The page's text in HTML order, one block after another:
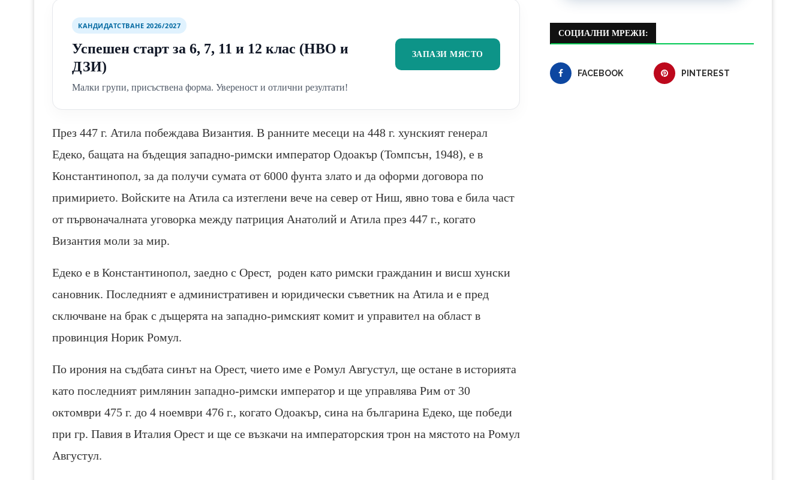
КАНДИДАТСТВАНЕ 2026/2027
Успешен старт за 6, 7, 11 и 12 клас (НВО и
ДЗИ)
Малки групи, присъствена форма. Увереност и отлични резултати!
ЗАПАЗИ МЯСТО
През 447 г. Атила побеждава Византия. В ранните месеци на 448 г. хунският генерал
Едеко, бащата на бъдещия западно-римски император Одоакър (Томпсън, 1948), е в
Константинопол, за да получи сумата от 6000 фунта злато и да оформи договора по
примирието. Войските на Атила са изтеглени вече на север от Ниш, явно това е била част
от първоначалната уговорка между патриция Анатолий и Атила през 447 г., когато
Византия моли за мир.
Едеко е в Константинопол, заедно с Орест, роден като римски гражданин и висш хунски
сановник. Последният е административен и юридически съветник на Атила и е пред
сключване на брак с дъщерята на западно-римският комит и управител на област в
провинция Норик Ромул.
По ирония на съдбата синът на Орест, чието име е Ромул Августул, ще остане в историята
като последният римлянин западно-римски император и ще управлява Рим от 30
октомври 475 г. до 4 ноември 476 г., когато Одоакър, сина на българина Едеко, ще победи
при гр. Павия в Италия Орест и ще се възкачи на императорския трон на мястото на Ромул
Августул.
СОЦИАЛНИ МРЕЖИ:
FACEBOOK PINTEREST